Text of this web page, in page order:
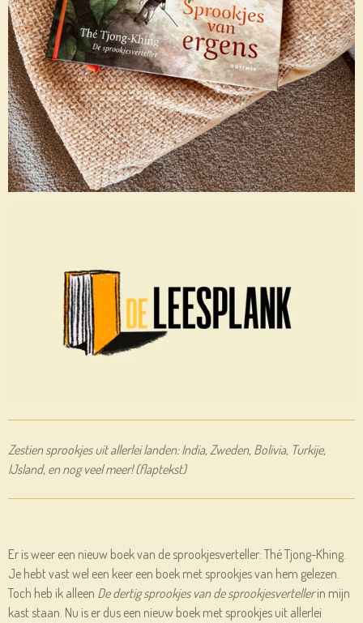
Zestien sprookjes uit allerlei landen: India, Zweden, Bolivia, Turkije,
IJsland, en nog veel meer! (flaptekst)
Er is weer een nieuw boek van de sprookjesverteller: Thé Tjong-Khing.
Je hebt vast wel een keer een boek met sprookjes van hem gelezen.
Toch heb ik alleen De dertig sprookjes van de sprookjesvertellerin mijn
kast staan. Nu is er dus een nieuw boek met sprookjes uit allerlei